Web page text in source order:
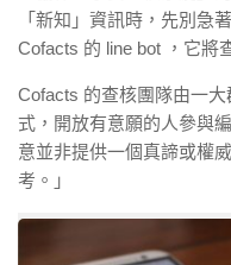
「新知」資訊時，先別急
Cofacts 的 line bot ，它將
Cofacts 的查核團隊由一
式，開放有意願的人參與
意並非提供一個真諦或權
考。」